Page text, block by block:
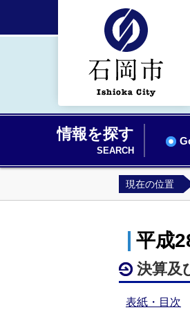
情報を探す
SEARCH
現在の位置
平成
決算及
表紙・目次